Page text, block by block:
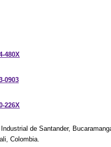
480X
0903
226X
de Santander,
Colombia.